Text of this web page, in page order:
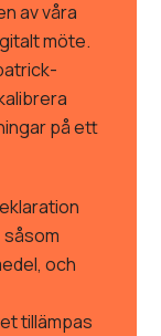
av våra
möte.
på ett
och
tillämpas